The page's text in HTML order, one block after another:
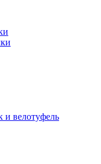
велотуфель